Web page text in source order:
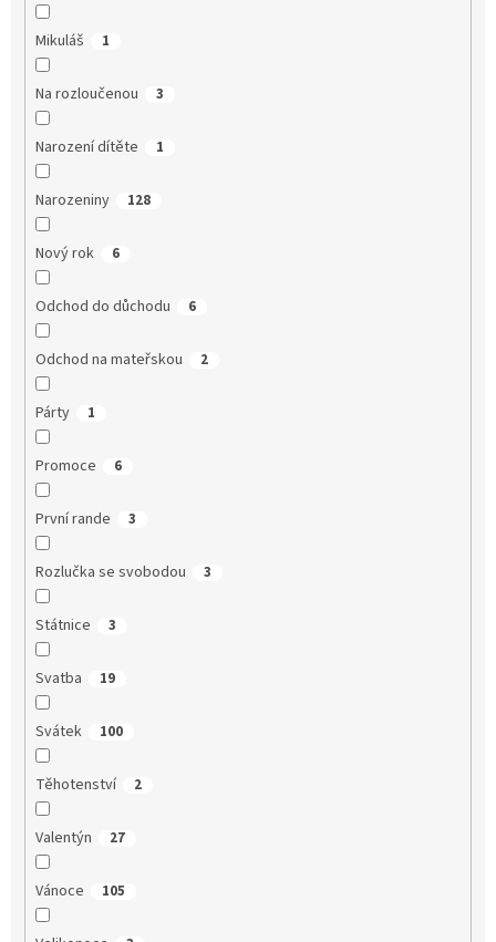
Mikuláš 1
Na rozloučenou 3
Narození dítěte 1
Narozeniny 128
Nový rok 6
Odchod do důchodu 6
Odchod na mateřskou 2
Párty 1
Promoce 6
První rande 3
Rozlučka se svobodou 3
Státnice 3
Svatba 19
Svátek 100
Těhotenství 2
Valentýn 27
Vánoce 105